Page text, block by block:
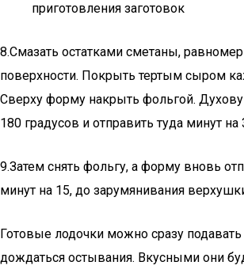
приготовления заготовок
8.Смазать остатками сметаны,
поверхности. Покрыть тертым сыром
Сверху форму накрыть фольгой.
180 градусов и отправить туда минут на
9.Затем снять фольгу, а форму вновь
минут на 15, до зарумянивания
Готовые лодочки можно сразу подавать
дождаться остывания. Вкусными они